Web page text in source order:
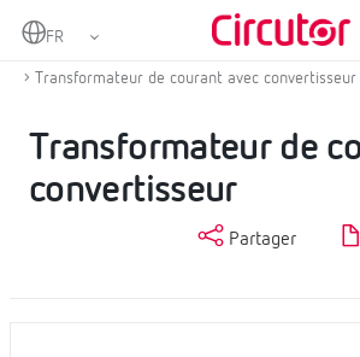
Home
Mesure et contrôle
Transformateur de courant avec convertisseur
Transformateur de
convertisseur
Partager